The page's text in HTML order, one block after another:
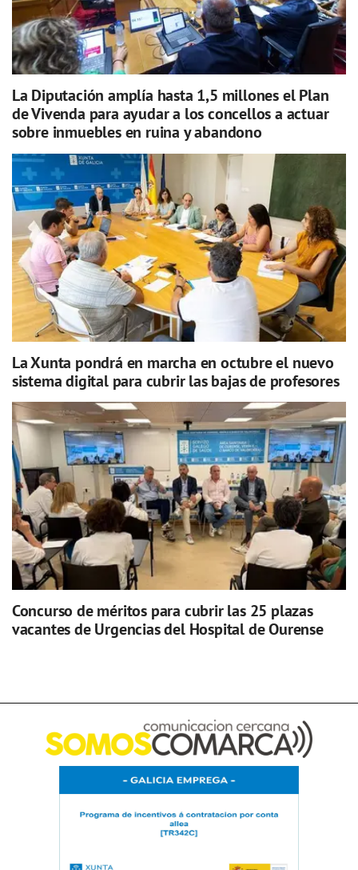
La Diputación amplía hasta 1,5 millones el Plan
de Vivenda para ayudar a los concellos a actuar
sobre inmuebles en ruina y abandono
La Xunta pondrá en marcha en octubre el nuevo
sistema digital para cubrir las bajas de profesores
Concurso de méritos para cubrir las 25 plazas
vacantes de Urgencias del Hospital de Ourense